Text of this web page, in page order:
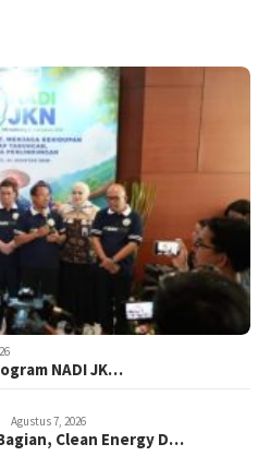
NADI JK…
Agustus 7, 2026
Clean Energy D…